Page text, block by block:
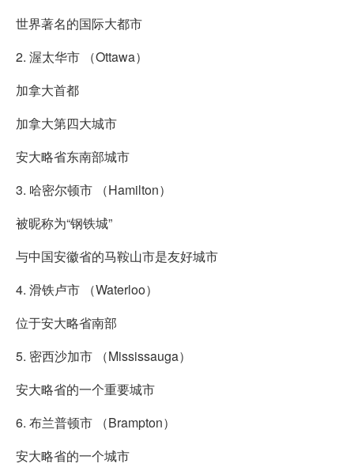
世界著名的国际大都市
2. 渥太华市 （Ottawa）
加拿大首都
加拿大第四大城市
安大略省东南部城市
3. 哈密尔顿市 （Hamilton）
被昵称为“钢铁城”
与中国安徽省的马鞍山市是友好城市
4. 滑铁卢市 （Waterloo）
位于安大略省南部
5. 密西沙加市 （Mississauga）
安大略省的一个重要城市
6. 布兰普顿市 （Brampton）
安大略省的一个城市